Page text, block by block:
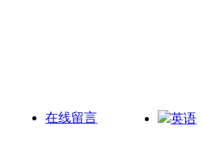
在线留言 英语